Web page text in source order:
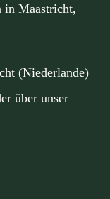
in Maastricht,
(Niederlande)
über unser